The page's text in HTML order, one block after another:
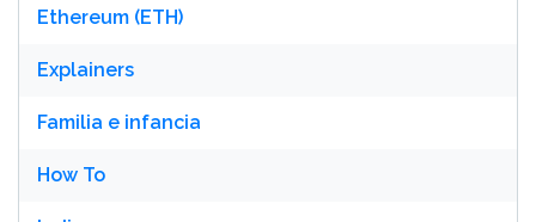
Ethereum (ETH)
Explainers
Familia e infancia
How To